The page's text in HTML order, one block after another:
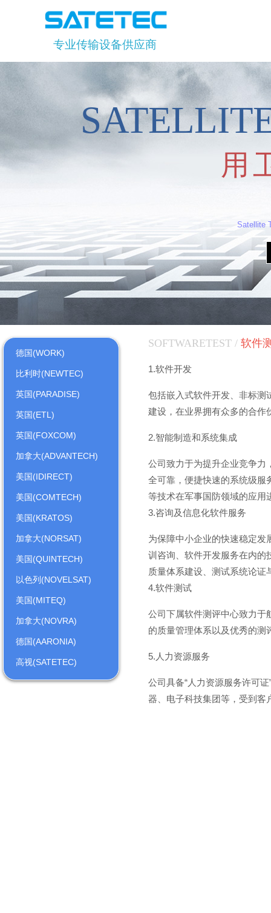
专业传输设备供应商
Satellite
用
SOFTWARETEST / 软件
1.软件开发
包括嵌入式软件开发、非标测
建设，在业界拥有众多的合作
2.智能制造和系统集成
公司致力于为提升企业竞争力
全可靠，便捷快速的系统级服
等技术在军事国防领域的应用
3.咨询及信息化软件服务
为保障中小企业的快速稳定
训咨询、软件开发服务在内的
质量体系建设、测试系统论
4.软件测试
公司下属软件测评中心致力于
的质量管理体系以及优秀的测
5.人力资源服务
公司具备“人力资源服务许可
器、电子科技集团等，受到客
德国(WORK)
比利时(NEWTEC)
英国(PARADISE)
英国(ETL)
英国(FOXCOM)
加拿大(ADVANTECH)
美国(IDIRECT)
美国(COMTECH)
美国(KRATOS)
加拿大(NORSAT)
美国(QUINTECH)
以色列(NOVELSAT)
美国(MITEQ)
加拿大(NOVRA)
德国(AARONIA)
高视(SATETEC)